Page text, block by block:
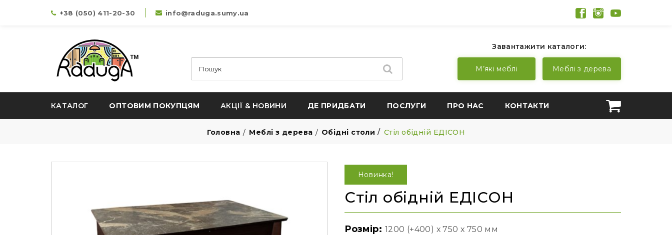
+38 (050) 411-20-30 info@raduga.sumy.ua
Завантажити каталоги:
М’які меблі Меблі з дерева
КАТАЛОГ ОПТОВИМ ПОКУПЦЯМ АКЦІЇ & НОВИНИ ДЕ ПРИДБАТИ ПОСЛУГИ ПРО НАС КОНТАКТИ
Головна Меблі з дерева Обідні столи Стіл обідній ЕДІСОН
Новинка!
Стіл обідній ЕДІСОН
Розмір: 1200 (+400) х 750 х 750 мм